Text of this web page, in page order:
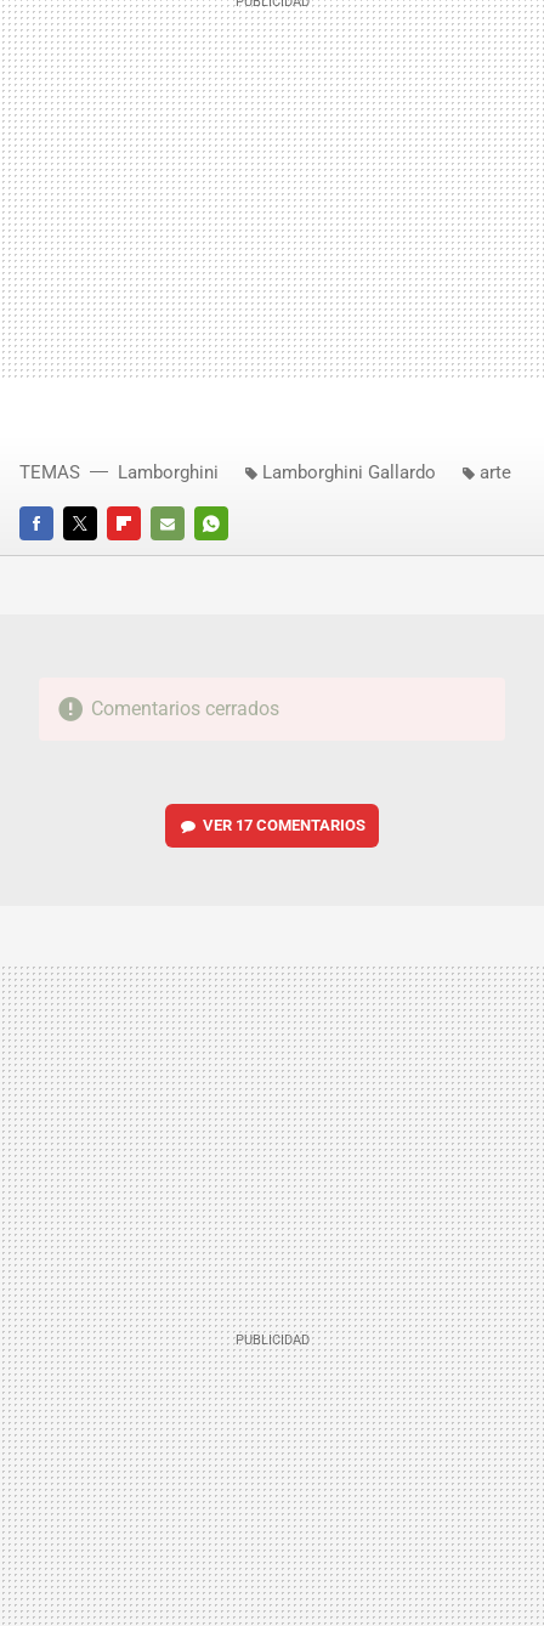
FACEBOOKTWITTERFLIPBOARD
E-
WHATSAPP
TEMAS Lamborghini Lamborghini Gallardo arte
Comentarios cerrados
VER 17 COMENTARIOS